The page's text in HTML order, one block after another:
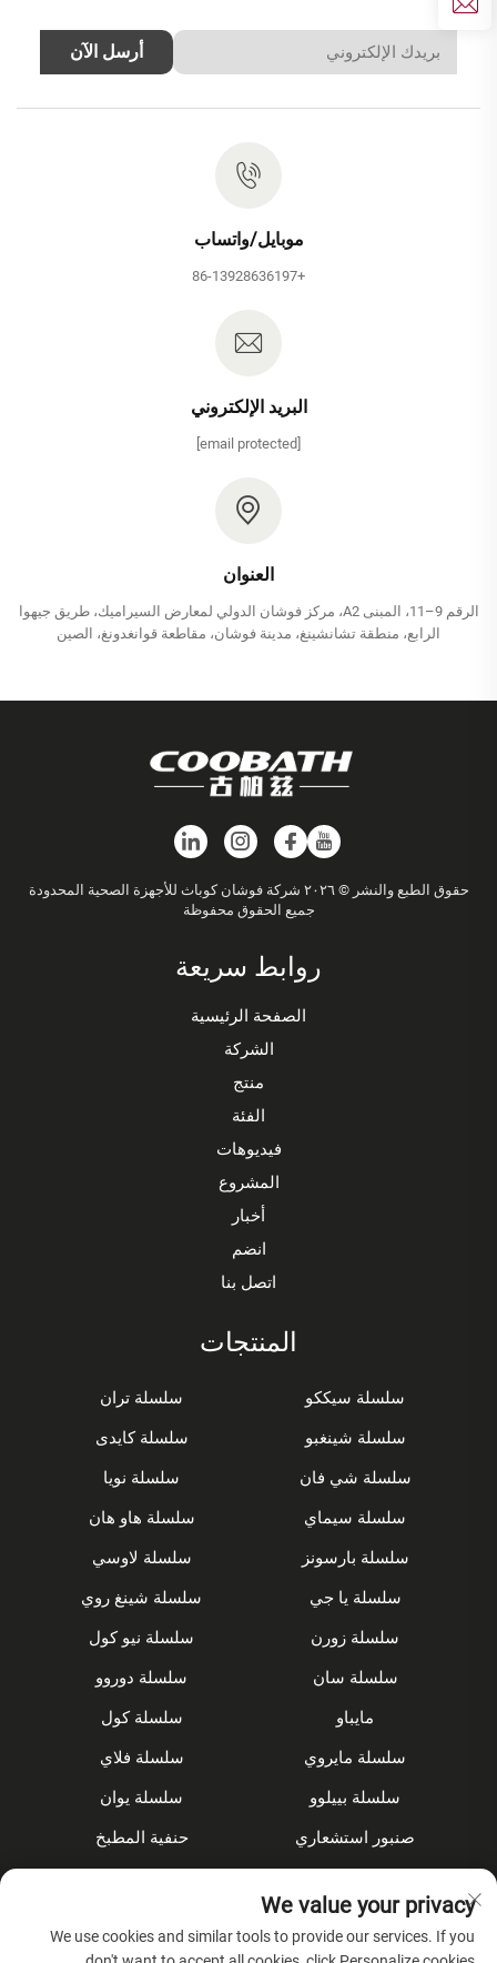
أرسل الآن
موبايل/واتساب
+86-13928636197
البريد الإلكتروني
[email protected]
العنوان
الرقم 9–11، المبنى A2، مركز فوشان الدولي لمعارض السيراميك، طريق جيهوا
الرابع، منطقة تشانشينغ، مدينة فوشان، مقاطعة قوانغدونغ، الصين
حقوق الطبع والنشر © ٢٠٢٦ شركة فوشان كوباث للأجهزة الصحية المحدودة
جميع الحقوق محفوظة
روابط سريعة
الصفحة الرئيسية
الشركة
منتج
الفئة
فيديوهات
المشروع
أخبار
انضم
اتصل بنا
المنتجات
سلسلة سيككو
سلسلة تران
سلسلة شينغبو
سلسلة كايدى
سلسلة شي فان
سلسلة نويا
سلسلة سيماي
سلسلة هاو هان
سلسلة بارسونز
سلسلة لاوسي
سلسلة يا جي
سلسلة شينغ روي
سلسلة زورن
سلسلة نيو كول
سلسلة سان
سلسلة دوروو
مايباو
سلسلة كول
سلسلة مايروي
سلسلة فلاي
سلسلة بييلوو
سلسلة يوان
صنبور استشعاري
حنفية المطبخ
الملحقاتWe value your privacy
We use cookies and similar tools to provide our services. If you